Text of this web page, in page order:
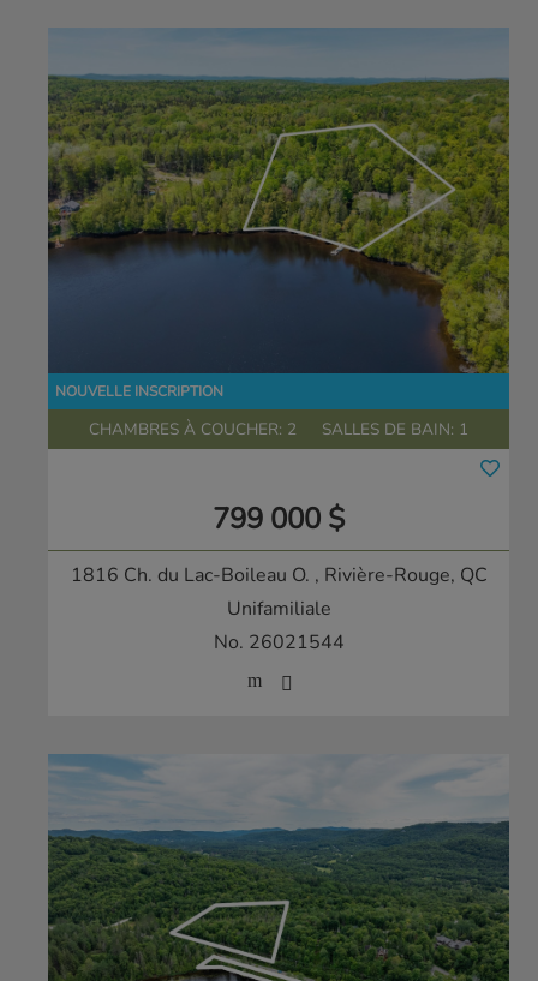
CHAMBRES À COUCHER: 2 SALLES DE BAIN: 1
799 000 $
1816 Ch. du Lac-Boileau O. , Rivière-Rouge, QC
Unifamiliale
No. 26021544